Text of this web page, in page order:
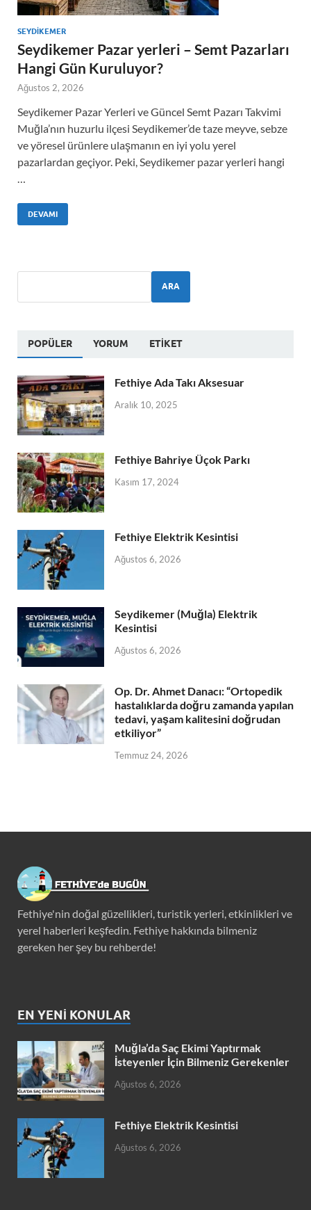
SEYDIKEMER
Seydikemer Pazar yerleri – Semt Pazarları
Hangi Gün Kuruluyor?
Ağustos 2, 2026
Seydikemer Pazar Yerleri ve Güncel Semt Pazarı Takvimi
Muğla’nın huzurlu ilçesi Seydikemer’de taze meyve, sebze
ve yöresel ürünlere ulaşmanın en iyi yolu yerel
pazarlardan geçiyor. Peki, Seydikemer pazar yerleri hangi
DEVAMI
ARA
POPÜLER YORUM ETIKET
Fethiye Ada Takı Aksesuar
Aralık 10, 2025
Fethiye Bahriye Üçok Parkı
Kasım 17, 2024
Fethiye Elektrik Kesintisi
Ağustos 6, 2026
Seydikemer (Muğla) Elektrik
Kesintisi
Ağustos 6, 2026
Op. Dr. Ahmet Danacı: “Ortopedik
hastalıklarda doğru zamanda yapılan
tedavi, yaşam kalitesini doğrudan
etkiliyor”
Temmuz 24, 2026
Fethiye'nin doğal güzellikleri, turistik yerleri, etkinlikleri ve
yerel haberleri keşfedin. Fethiye hakkında bilmeniz
gereken her şey bu rehberde!
EN YENI KONULAR
Muğla’da Saç Ekimi Yaptırmak
İsteyenler İçin Bilmeniz Gerekenler
Ağustos 6, 2026
Fethiye Elektrik Kesintisi
Ağustos 6, 2026